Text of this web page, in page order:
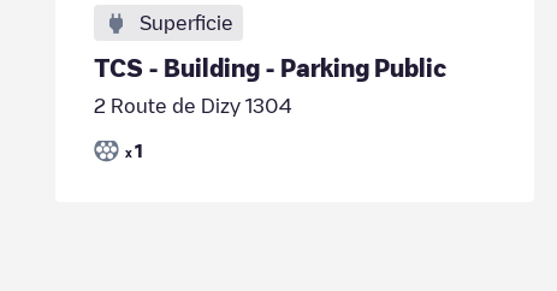
Superficie
TCS - Building - Parking Public
2 Route de Dizy 1304
x 1